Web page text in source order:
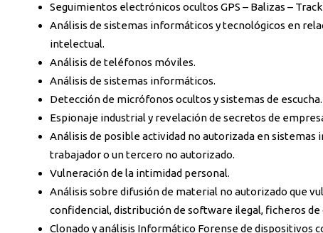
Seguimientos electrónicos ocultos GPS – Balizas –
Análisis de sistemas informáticos y tecnológicos en
intelectual.
Análisis de teléfonos móviles.
Análisis de sistemas informáticos.
Detección de micrófonos ocultos y sistemas de escucha.
Espionaje industrial y revelación de secretos de
Análisis de posible actividad no autorizada en
trabajador o un tercero no autorizado.
Vulneración de la intimidad personal.
Análisis sobre difusión de material no autorizado que
confidencial, distribución de software ilegal, ficheros
Clonado y análisis Informático Forense de dispositivos